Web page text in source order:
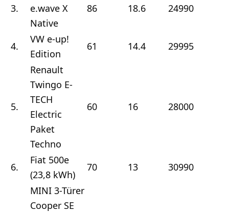
3.
e.wave X
Native
86 18.6 24990
4.
VW e-up!
Edition
61 14.4 29995
5.
Renault
Twingo E-
TECH
Electric
Paket
Techno
60 16 28000
6.
Fiat 500e
(23,8 kWh)
70 13 30990
MINI 3-Türer
Cooper SE